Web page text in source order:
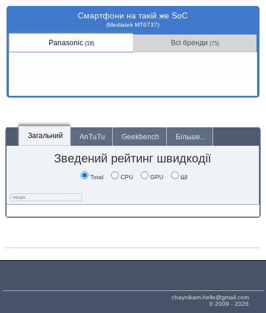
Смартфони на такій же SoC
(Mediatek MT6737)
Panasonic (18) Всі бренди(75)
Загальний AnTuTu Geekbench Більше...
Зведений рейтинг швидкодії
Total CPU GPU ШІ
chaynikam.hello@gmail.com
© 2009 - 2026